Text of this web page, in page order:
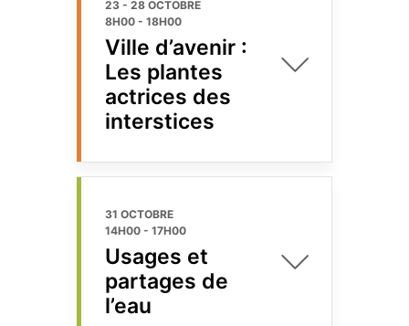
23 - 28 OCTOBRE
8H00 - 18H00
Ville d’avenir :
Les plantes
actrices des
interstices
31 OCTOBRE
14H00 - 17H00
Usages et
partages de
l’eau